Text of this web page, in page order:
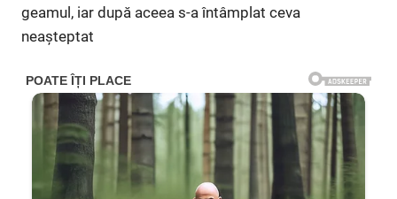
geamul, iar după aceea s-a întâmplat ceva
neașteptat